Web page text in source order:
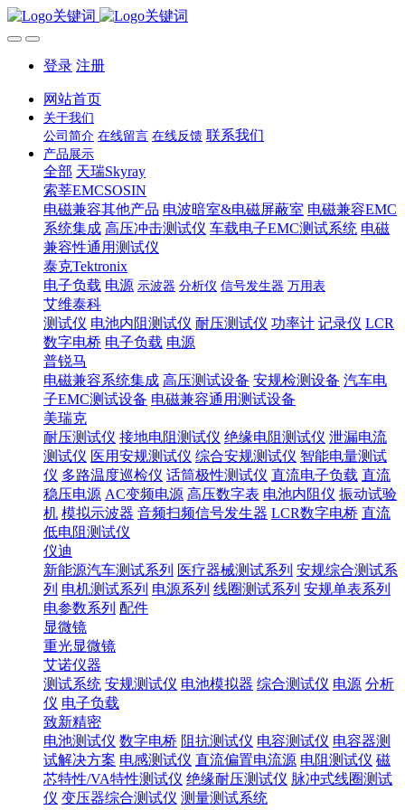
登录 注册
网站首页
关于我们
公司简介 在线留言 在线反馈 联系我们
产品展示
全部 天瑞Skyray
索莘EMCSOSIN
电磁兼容其他产品 电波暗室&电磁屏蔽室 电磁兼容EMC
系统集成 高压冲击测试仪 车载电子EMC测试系统 电磁
兼容性通用测试仪
泰克Tektronix
电子负载 电源 示波器 分析仪 信号发生器 万用表
艾维泰科
测试仪 电池内阻测试仪 耐压测试仪 功率计 记录仪 LCR
数字电桥 电子负载 电源
普锐马
电磁兼容系统集成 高压测试设备 安规检测设备 汽车电
子EMC测试设备 电磁兼容通用测试设备
美瑞克
耐压测试仪 接地电阻测试仪 绝缘电阻测试仪 泄漏电流
测试仪 医用安规测试仪 综合安规测试仪 智能电量测试
仪 多路温度巡检仪 话筒极性测试仪 直流电子负载 直流
稳压电源 AC变频电源 高压数字表 电池内阻仪 振动试验
机 模拟示波器 音频扫频信号发生器 LCR数字电桥 直流
低电阻测试仪
仪迪
新能源汽车测试系列 医疗器械测试系列 安规综合测试系
列 电机测试系列 电源系列 线圈测试系列 安规单表系列
电参数系列 配件
显微镜
重光显微镜
艾诺仪器
测试系统 安规测试仪 电池模拟器 综合测试仪 电源 分析
仪 电子负载
致新精密
电池测试仪 数字电桥 阻抗测试仪 电容测试仪 电容器测
试解决方案 电感测试仪 直流偏置电流源 电阻测试仪 磁
芯特性/VA特性测试仪 绝缘耐压测试仪 脉冲式线圈测试
仪 变压器综合测试仪 测量测试系统